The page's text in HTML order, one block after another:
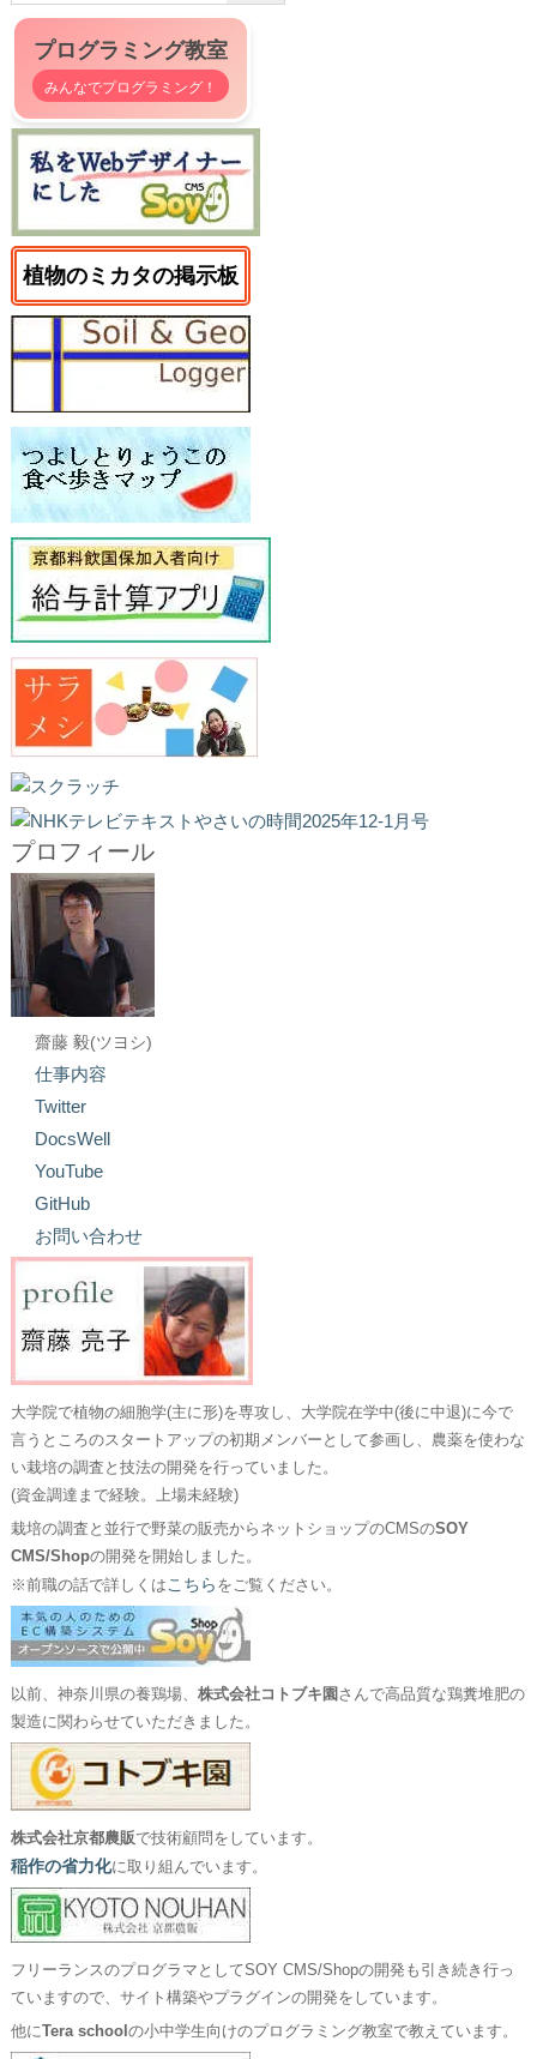
プログラミング教室
みんなでプログラミング！
植物のミカタの掲示板
プロフィール
齋藤 毅(ツヨシ)
仕事内容
Twitter
DocsWell
YouTube
GitHub
お問い合わせ
大学院で植物の細胞学(主に形)を専攻し、大学院在学中(後に中退)に今で
言うところのスタートアップの初期メンバーとして参画し、農薬を使わな
い栽培の調査と技法の開発を行っていました。
(資金調達まで経験。上場未経験)
栽培の調査と並行で野菜の販売からネットショップのCMSのSOY
CMS/Shopの開発を開始しました。
※前職の話で詳しくはこちら をご覧ください。
以前、神奈川県の養鶏場、 株式会社コトブキ園 さんで高品質な鶏糞堆肥の
製造に関わらせていただきました。
株式会社京都農販で技術顧問をしています。
稲作の省力化に取り組んでいます。
フリーランスのプログラマとしてSOY CMS/Shopの開発も引き続き行っ
ていますので、サイト構築やプラグインの開発をしています。
他にTera school の小中学生向けのプログラミング教室で教えています。